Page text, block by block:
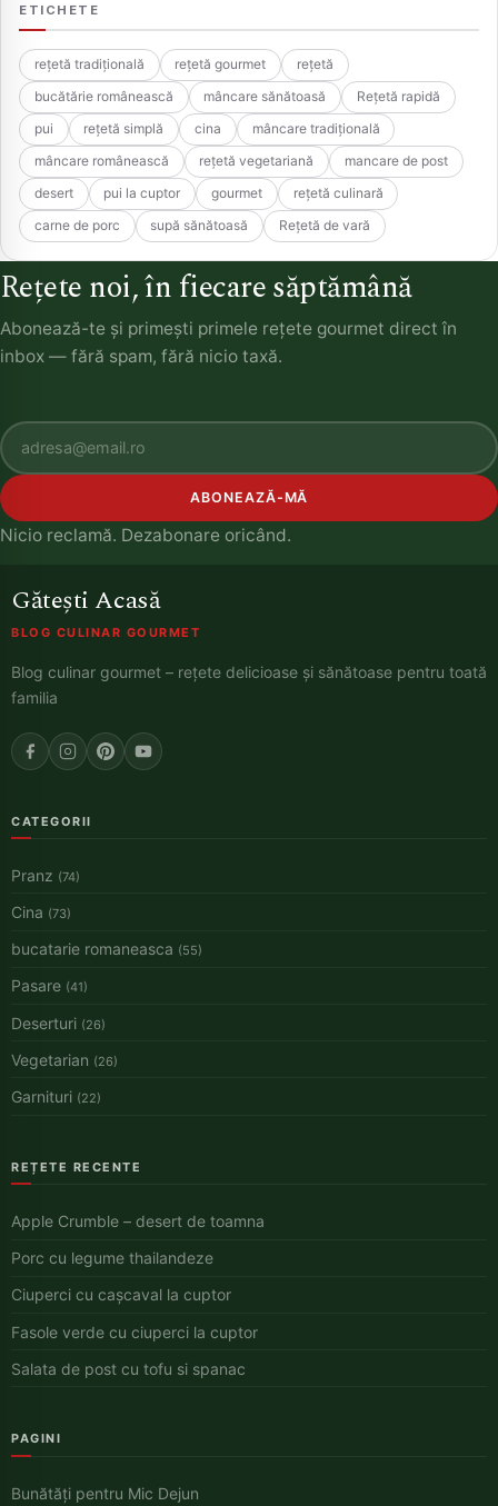
ETICHETE
rețetă tradițională rețetă gourmet
rețetă
bucătărie românească
mâncare sănătoasă
Rețetă rapidă
pui
rețetă simplă cina
mâncare tradițională
mâncare românească
rețetă vegetariană
mancare de post
desert
pui la cuptor gourmet
rețetă culinară
carne de porc
supă sănătoasă Rețetă de vară
Rețete noi, în fiecare săptămână
Abonează-te și primești primele rețete gourmet direct în
inbox — fără spam, fără nicio taxă.
ABONEAZĂ-MĂ
Nicio reclamă. Dezabonare oricând.
Gătești Acasă
BLOG CULINAR GOURMET
Blog culinar gourmet – rețete delicioase și sănătoase pentru toată
familia
CATEGORII
Pranz (74)
Cina (73)
bucatarie romaneasca (55)
Pasare (41)
Deserturi (26)
Vegetarian (26)
Garnituri (22)
REȚETE RECENTE
Apple Crumble – desert de toamna
Porc cu legume thailandeze
Ciuperci cu cașcaval la cuptor
Fasole verde cu ciuperci la cuptor
Salata de post cu tofu si spanac
PAGINI
Bunătăți pentru Mic Dejun